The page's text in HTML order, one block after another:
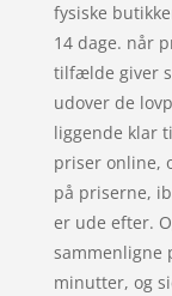
fysiske
14 dage. når
tilfælde giver
udover de
liggende klar
priser online,
på priserne,
er ude efter.
sammenligne
minutter, og